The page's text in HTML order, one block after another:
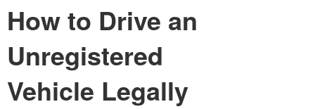
How to Drive an
Unregistered
Vehicle Legally